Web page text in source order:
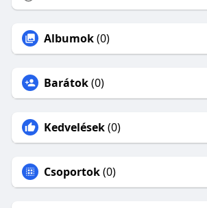
Albumok(0)
Barátok(0)
Kedvelések(0)
Csoportok(0)